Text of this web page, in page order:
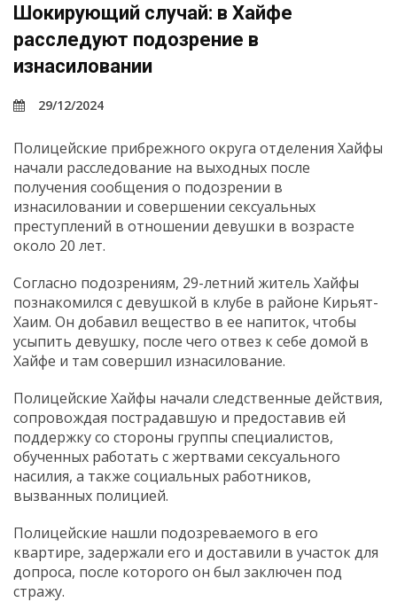
Шокирующий случай: в Хайфе
расследуют подозрение в
изнасиловании
29/12/2024
Полицейские прибрежного округа отделения Хайфы
начали расследование на выходных после
получения сообщения о подозрении в
изнасиловании и совершении сексуальных
преступлений в отношении девушки в возрасте
около 20 лет.
Согласно подозрениям, 29-летний житель Хайфы
познакомился с девушкой в клубе в районе Кирьят-
Хаим. Он добавил вещество в ее напиток, чтобы
усыпить девушку, после чего отвез к себе домой в
Хайфе и там совершил изнасилование.
Полицейские Хайфы начали следственные действия,
сопровождая пострадавшую и предоставив ей
поддержку со стороны группы специалистов,
обученных работать с жертвами сексуального
насилия, а также социальных работников,
вызванных полицией.
Полицейские нашли подозреваемого в его
квартире, задержали его и доставили в участок для
допроса, после которого он был заключен под
стражу.